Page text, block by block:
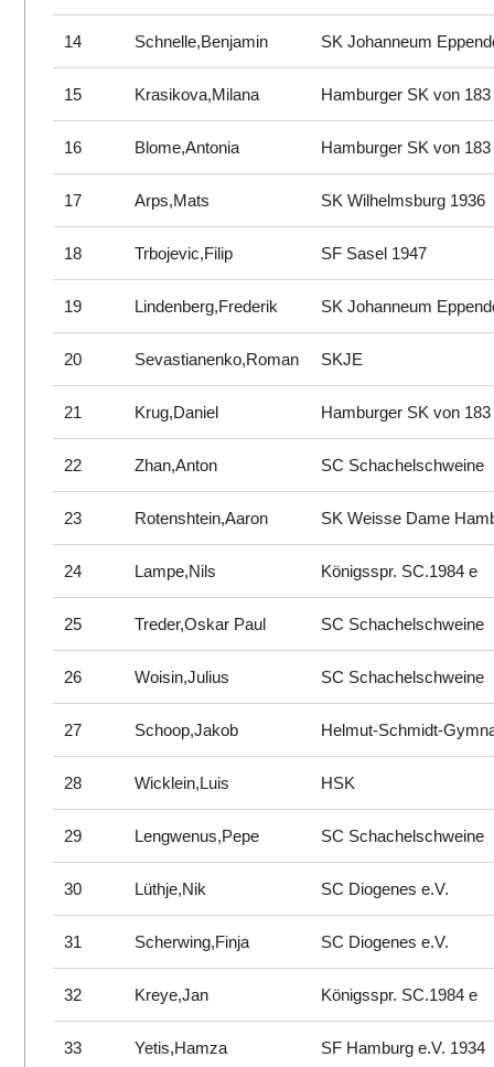
14 Schnelle,Benjamin SK Johanneum
15 Krasikova,Milana Hamburger SK von 183
16 Blome,Antonia Hamburger SK von 183
17 Arps,Mats SK Wilhelmsburg 1936
18 Trbojevic,Filip SF Sasel 1947
19 Lindenberg,Frederik SK Johanneum
20 Sevastianenko,Roman SKJE
21 Krug,Daniel Hamburger SK von 183
22 Zhan,Anton SC Schachelschweine
23 Rotenshtein,Aaron SK Weisse Dame
24 Lampe,Nils Königsspr. SC.1984 e
25 Treder,Oskar Paul SC Schachelschweine
26 Woisin,Julius SC Schachelschweine
27 Schoop,Jakob Helmut-Schmidt-
28 Wicklein,Luis HSK
29 Lengwenus,Pepe SC Schachelschweine
30 Lüthje,Nik SC Diogenes e.V.
31 Scherwing,Finja SC Diogenes e.V.
32 Kreye,Jan Königsspr. SC.1984 e
33 Yetis,Hamza SF Hamburg e.V. 1934